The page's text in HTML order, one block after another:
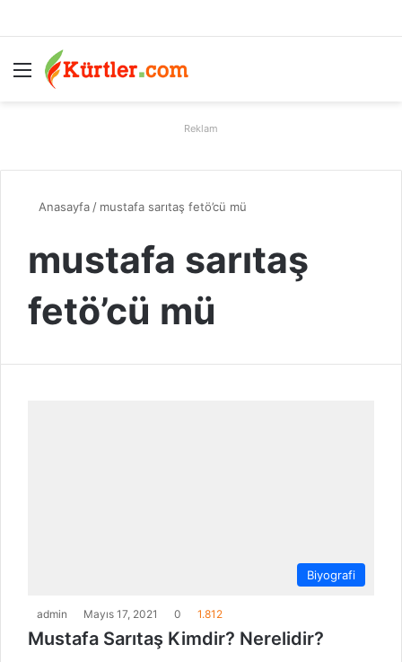
Menü
Reklam
Anasayfa / mustafa sarıtaş fetö’cü mü
mustafa sarıtaş
fetö’cü mü
Biyografi
admin Mayıs 17, 2021 0 1.812
Mustafa Sarıtaş Kimdir? Nerelidir?